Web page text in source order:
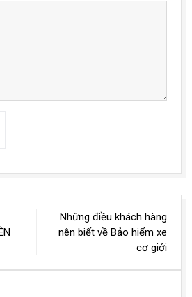
Những điều khách hàng
nên biết về Bảo hiểm xe
cơ giới